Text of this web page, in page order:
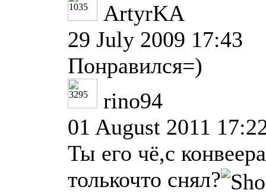
ArtyrKA
29 July 2009 17:43
Понравился=)
rino94
01 August 2011
Ты его чё,с конвеера
толькочто снял?